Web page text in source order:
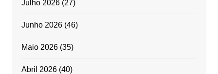
Julho 2026(27)
Junho 2026(46)
Maio 2026(35)
Abril 2026(40)